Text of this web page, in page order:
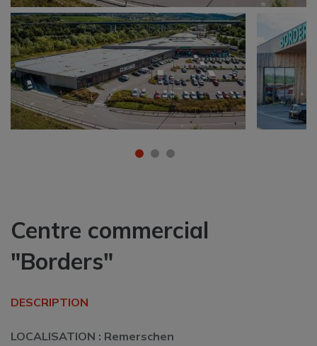
Centre commercial
"Borders"
DESCRIPTION
LOCALISATION : Remerschen